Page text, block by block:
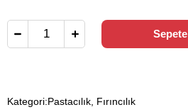
Kategori:Pastacılık, Fırıncılık